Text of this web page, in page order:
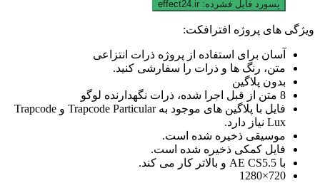
پسورد فایل فشرده: effect24.ir
ویژگی های پروژه افترافکت:
آسان برای استفاده از پروژه ذرات انتزاعی
متن، رنگ ها و ذرات را سفارشی کنید.
بدون پلاگین
8 متن از قبل اجرا شده، ذرات نگهدارنده لوگو
فایل با پلاگین های موجود به Trapcode Particular و Trapcode
Lux نیاز دارد.
موسیقی ذخیره شده است.
فایل کمکی ذخیره شده است.
با AE CS5.5 و بالاتر کار می کند.
720×1280